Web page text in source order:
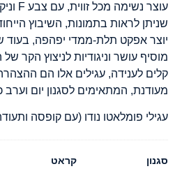
שניתן לראות בתמונות, השיבוץ
מוסיף עושר וניגודיות לניצוץ הקר
קלים לענידה, עגילים אלו הם
מעודנת, המתאימים לסגנון יום
עגילי פומלאטו נודו (עם קופסה
סגנון קראט